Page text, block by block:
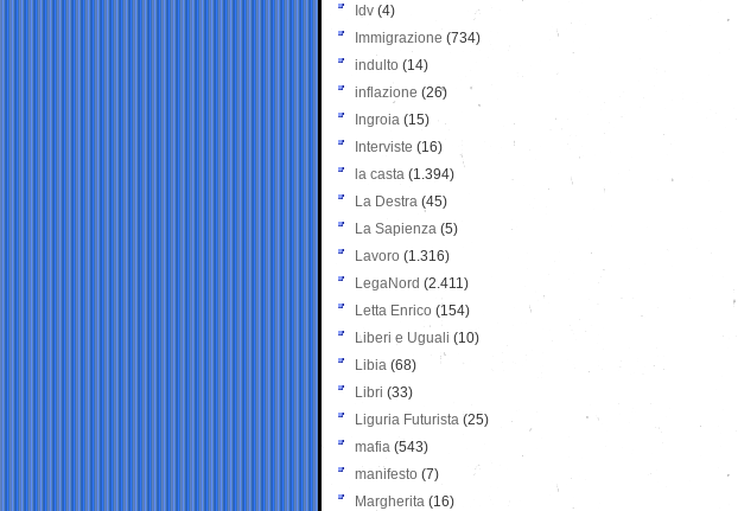
Idv (4)
Immigrazione (734)
indulto (14)
inflazione (26)
Ingroia (15)
Interviste (16)
la casta (1.394)
La Destra (45)
La Sapienza (5)
Lavoro (1.316)
LegaNord (2.411)
Letta Enrico (154)
Liberi e Uguali (10)
Libia (68)
Libri (33)
Liguria Futurista (25)
mafia (543)
manifesto (7)
Margherita (16)